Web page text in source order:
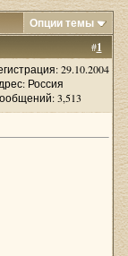
Опции темы
#1
29.10.2004
Россия
3,513